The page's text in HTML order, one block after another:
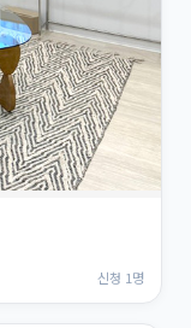
신청 1명